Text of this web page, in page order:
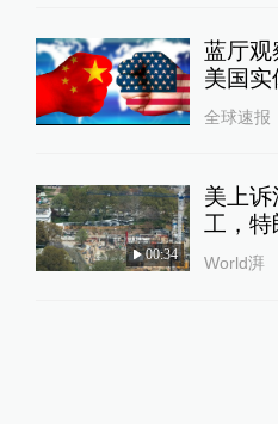
蓝厅观
美国实
全球速报
00:34
美上
工，特
World湃